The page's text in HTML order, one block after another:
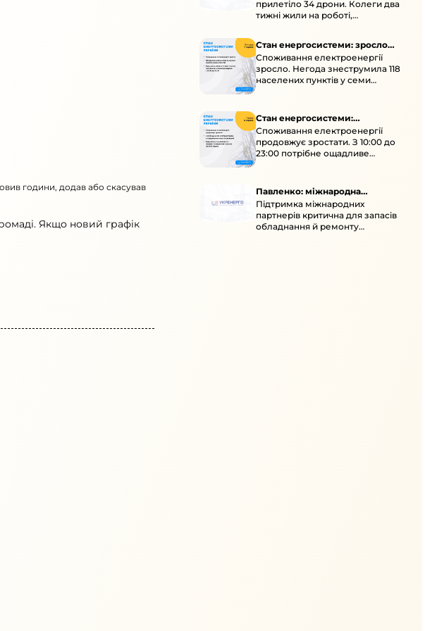
години, додав або скасував
Якщо новий графік
прилетіло 34 дрони. Колеги два
тижні жили на роботі,
Стан енергосистеми: зросло
споживання через негоду
Споживання електроенергії
зросло. Негода знеструмила 118
населених пунктів у семи
областях. Обмежте
електроприладами 10:00–23:00.
Стан енергосистеми:
споживання зростає
Споживання електроенергії
продовжує зростати. З 10:00 до
23:00 потрібне ощадливе
енергоспоживання, а
перенести на нічні години.
Павленко: міжнародна
підтримка для стійкості
енергосистеми
Підтримка міжнародних
партнерів критична для запасів
обладнання й ремонту